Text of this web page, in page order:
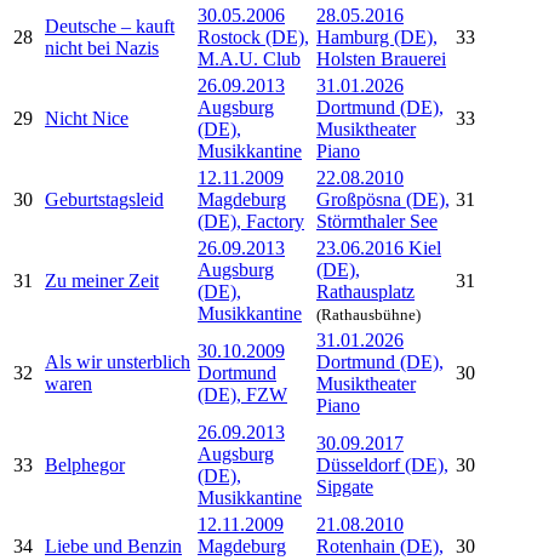
28
Deutsche – kauft
nicht bei Nazis
30.05.2006
Rostock (DE),
M.A.U. Club
28.05.2016
Hamburg (DE),
Holsten Brauerei
33
29 Nicht Nice
26.09.2013
Augsburg
(DE),
Musikkantine
31.01.2026
Dortmund (DE),
Musiktheater
Piano
33
30 Geburtstagsleid
12.11.2009
Magdeburg
(DE), Factory
22.08.2010
Großpösna (DE),
Störmthaler See
31
31 Zu meiner Zeit
26.09.2013
Augsburg
(DE),
Musikkantine
23.06.2016 Kiel
(DE),
Rathausplatz
(Rathausbühne)
31
32
Als wir unsterblich
waren
30.10.2009
Dortmund
(DE), FZW
31.01.2026
Dortmund (DE),
Musiktheater
Piano
30
33 Belphegor
26.09.2013
Augsburg
(DE),
Musikkantine
30.09.2017
Düsseldorf (DE),
Sipgate
30
34 Liebe und Benzin
12.11.2009
Magdeburg
21.08.2010
Rotenhain (DE),
30